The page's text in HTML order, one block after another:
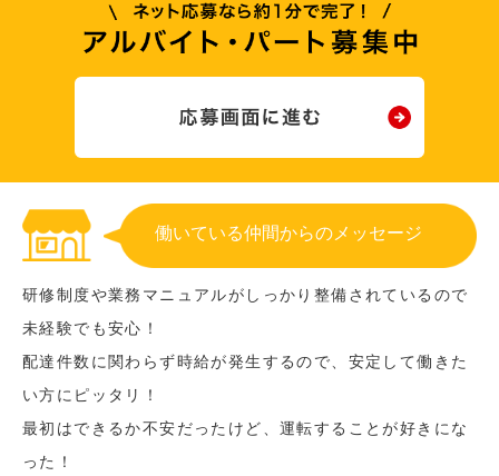
働いている仲間からのメッセージ
研修制度や業務マニュアルがしっかり整備されているので
未経験でも安心！
配達件数に関わらず時給が発生するので、安定して働きた
い方にピッタリ！
最初はできるか不安だったけど、運転することが好きにな
った！